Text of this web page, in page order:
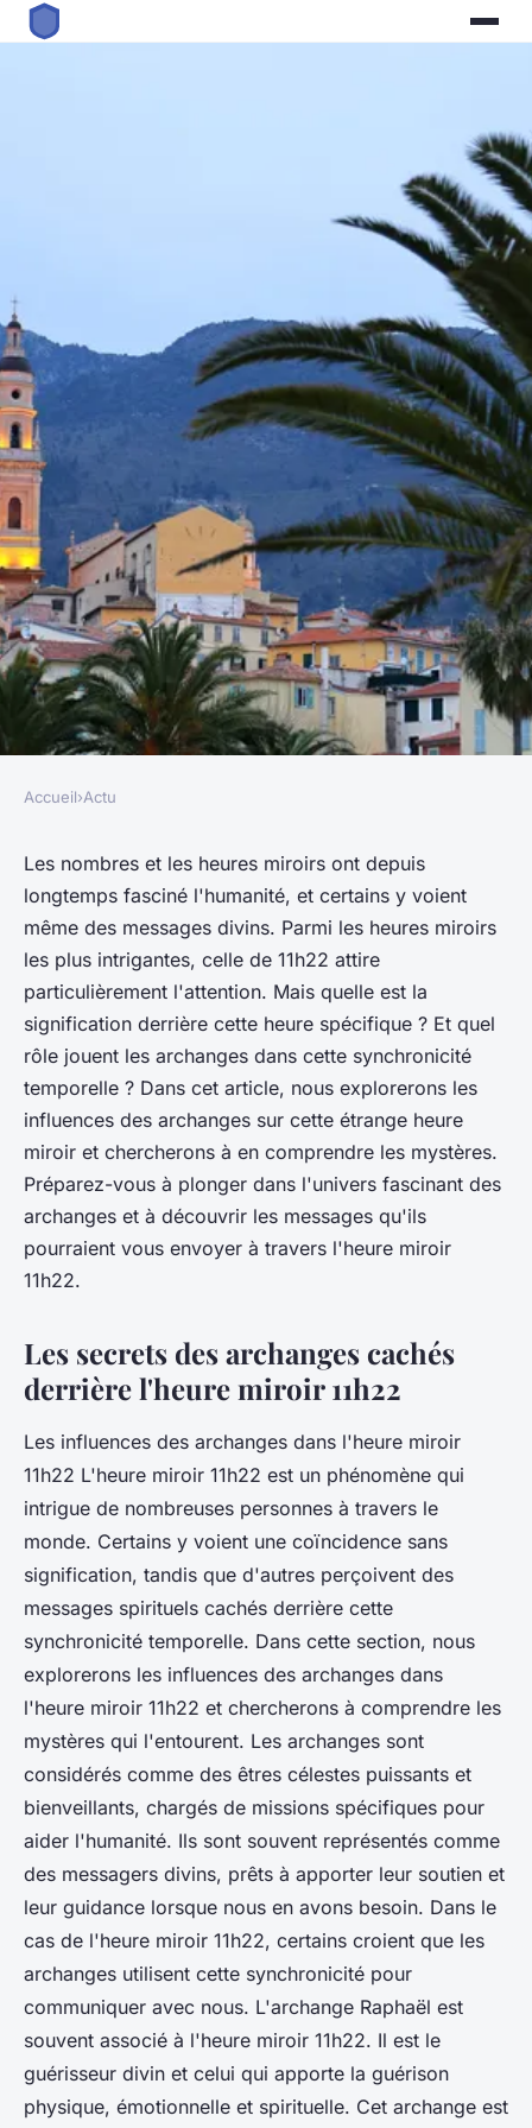
Quelles sont les influences des
archanges dans l'heure miroir
11h22 ?
adeline•26 juillet 2023•3 min de lecture
Accueil›Actu
Les nombres et les heures miroirs ont depuis
longtemps fasciné l'humanité, et certains y voient
même des messages divins. Parmi les heures miroirs
les plus intrigantes, celle de 11h22 attire
particulièrement l'attention. Mais quelle est la
signification derrière cette heure spécifique ? Et quel
rôle jouent les archanges dans cette synchronicité
temporelle ? Dans cet article, nous explorerons les
influences des archanges sur cette étrange heure
miroir et chercherons à en comprendre les mystères.
Préparez-vous à plonger dans l'univers fascinant des
archanges et à découvrir les messages qu'ils
pourraient vous envoyer à travers l'heure miroir
11h22.
Les secrets des archanges cachés
derrière l'heure miroir 11h22
Les influences des archanges dans l'heure miroir
11h22 L'heure miroir 11h22 est un phénomène qui
intrigue de nombreuses personnes à travers le
monde. Certains y voient une coïncidence sans
signification, tandis que d'autres perçoivent des
messages spirituels cachés derrière cette
synchronicité temporelle. Dans cette section, nous
explorerons les influences des archanges dans
l'heure miroir 11h22 et chercherons à comprendre les
mystères qui l'entourent. Les archanges sont
considérés comme des êtres célestes puissants et
bienveillants, chargés de missions spécifiques pour
aider l'humanité. Ils sont souvent représentés comme
des messagers divins, prêts à apporter leur soutien et
leur guidance lorsque nous en avons besoin. Dans le
cas de l'heure miroir 11h22, certains croient que les
archanges utilisent cette synchronicité pour
communiquer avec nous. L'archange Raphaël est
souvent associé à l'heure miroir 11h22. Il est le
guérisseur divin et celui qui apporte la guérison
physique, émotionnelle et spirituelle. Cet archange est